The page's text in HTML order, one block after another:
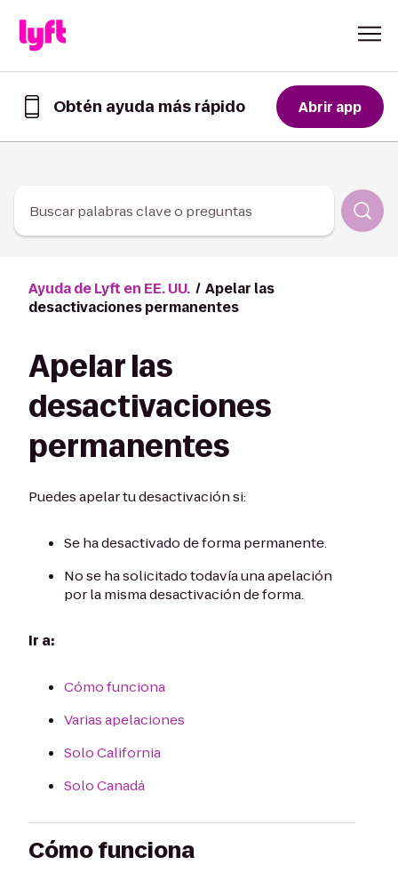
Obtén ayuda más rápido Obtén
rápida
de
Abrir app
Buscar palabras clave o preguntas
Ayuda de Lyft en EE. UU.
Apelar las
desactivaciones permanentes
Apelar las
desactivaciones
permanentes
Puedes apelar tu desactivación si:
Se ha desactivado de forma permanente.
No se ha solicitado todavía una apelación
por la misma desactivación de forma.
Ir a:
Cómo funciona
Varias apelaciones
Solo California
Solo Canadá
Cómo funciona